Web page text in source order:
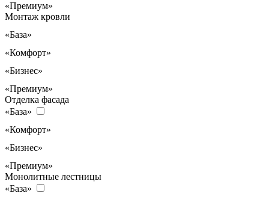
«Премиум»
Монтаж кровли
«База»
«Комфорт»
«Бизнес»
«Премиум»
Отделка фасада
«База»
«Комфорт»
«Бизнес»
«Премиум»
Монолитные лестницы
«База»